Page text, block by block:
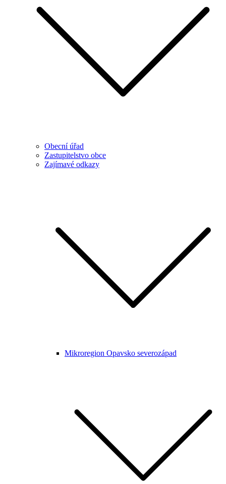
Obecní úřad
Zastupitelstvo obce
Zajímavé odkazy
Mikroregion Opavsko severozápad